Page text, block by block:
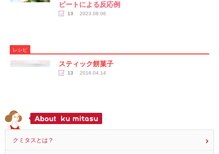
ビートによる反応例
13 2023.08.06
レシピ
スティック餅菓子
13 2016.04.14
クミタスとは？